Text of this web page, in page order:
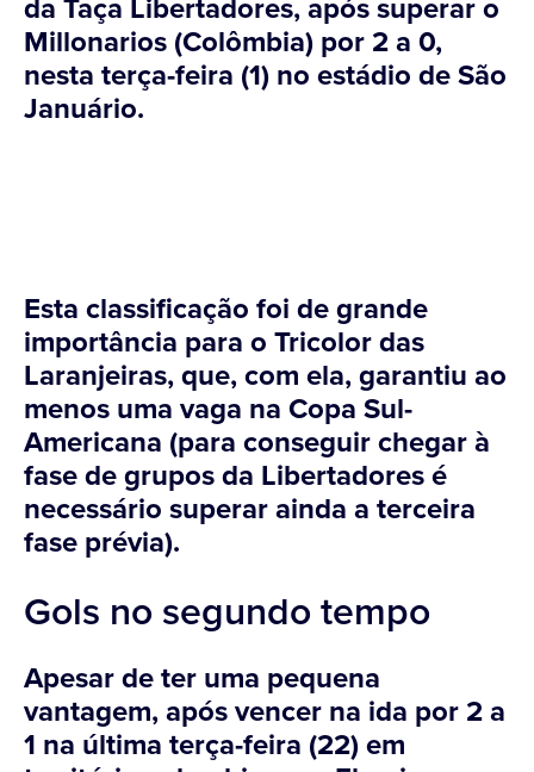
Millonarios (Colômbia) por 2 a 0,
nesta terça-feira (1) no estádio de São
Januário.
Esta classificação foi de grande
importância para o Tricolor das
Laranjeiras, que, com ela, garantiu ao
menos uma vaga na Copa Sul-
Americana (para conseguir chegar à
fase de grupos da Libertadores é
necessário superar ainda a terceira
fase prévia).
Gols no segundo tempo
Apesar de ter uma pequena
vantagem, após vencer na ida por 2 a
1 na última terça-feira (22) em